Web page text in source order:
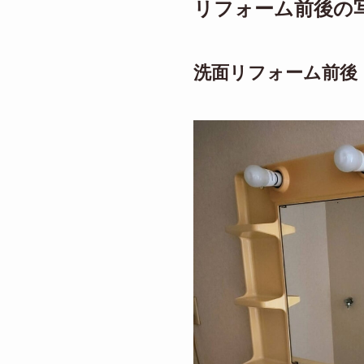
リフォーム前後の
洗面リフォーム前後